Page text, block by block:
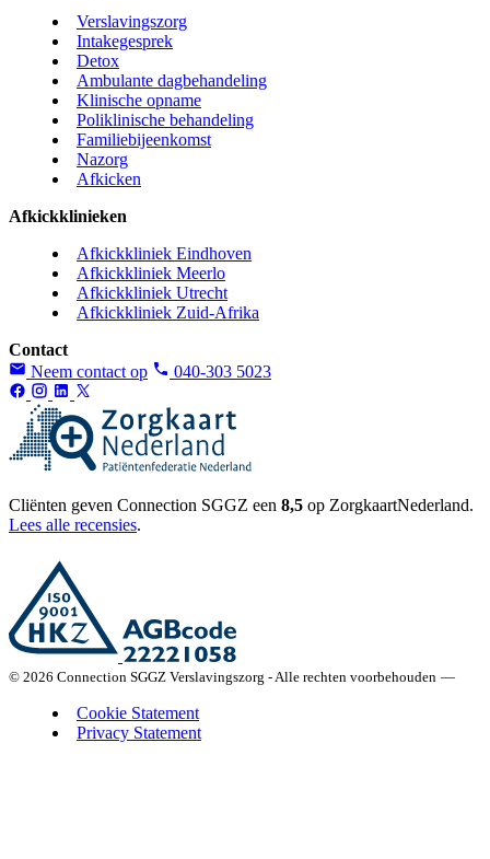
Verslavingszorg
Intakegesprek
Detox
Ambulante dagbehandeling
Klinische opname
Poliklinische behandeling
Familiebijeenkomst
Nazorg
Afkicken
Afkickklinieken
Afkickkliniek Eindhoven
Afkickkliniek Meerlo
Afkickkliniek Utrecht
Afkickkliniek Zuid-Afrika
Contact
Neem contact op
040-303 5023
Cliënten geven Connection SGGZ een 8,5 op ZorgkaartNederland.
Lees alle recensies.
© 2026 Connection SGGZ Verslavingszorg - Alle rechten voorbehouden —
Cookie Statement
Privacy Statement